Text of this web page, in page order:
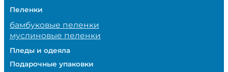
Пеленки
бамбуковые пеленки
муслиновые пеленки
Пледы и одеяла
Подарочные упаковки